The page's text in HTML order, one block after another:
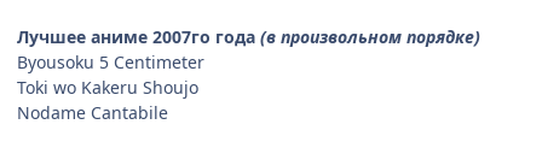
Лучшее аниме 2007го года (в произвольном порядке)
Byousoku 5 Centimeter
Toki wo Kakeru Shoujo
Nodame Cantabile